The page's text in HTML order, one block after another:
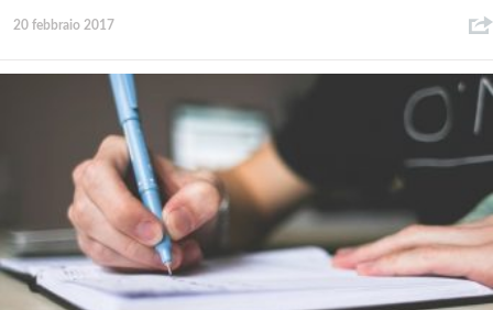
20 febbraio 2017